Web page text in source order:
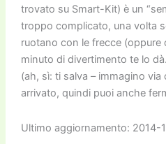
trovato su Smart-Kit) è un
troppo complicato, una volta
ruotano con le frecce (oppure
minuto di divertimento te lo dà.
(ah, sì: ti salva – immagino
arrivato, quindi puoi anche
Ultimo aggiornamento: 2014-